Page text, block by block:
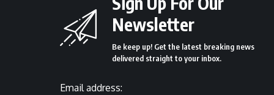
Newsletter
Be keep up! Get the latest breaking news
delivered straight to your inbox.
Email address: